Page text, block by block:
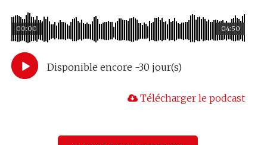
04:50
00:00
Disponible encore -30 jour(s)
Télécharger le podcast